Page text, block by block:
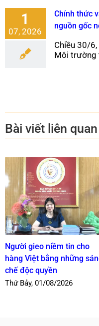
1
07, 2026
Chính thức
nguồn gốc
Chiều 30/
Môi trường
Bài viết liên quan
Người gieo niềm tin cho
hàng Việt bằng những
chế độc quyền
Thứ Bảy, 01/08/2026